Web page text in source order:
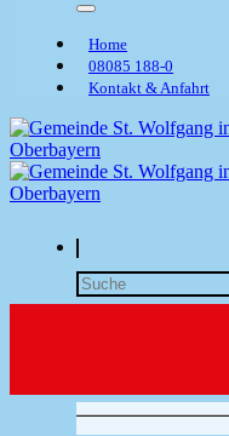
Home
08085 188-0
Kontakt & Anfahrt